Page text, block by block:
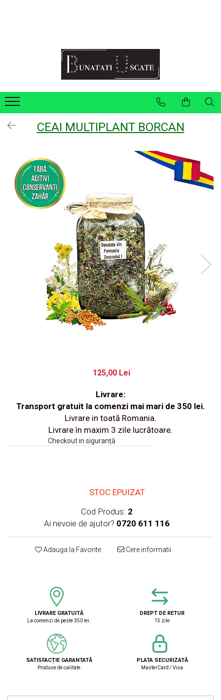
Fructe
Pulberi
CEAI MULTIPLANT BORCAN
125,00 Lei
Livrare:
Transport gratuit la comenzi mai mari de 350 lei.
Livrare in toată Romania.
Livrare în maxim 3 zile lucrătoare.
Checkout in siguranță
STOC EPUIZAT
Cod Produs: 2
Ai nevoie de ajutor? 0720 611 116
Adauga la Favorite Cere informatii
LIVRARE GRATUITĂ
La comenzi de peste 350 lei.
DREPT DE RETUR
15 zile
SATISFACȚIE GARANTATĂ
Produse de calitate
PLATA SECURIZATĂ
MasterCard / Visa